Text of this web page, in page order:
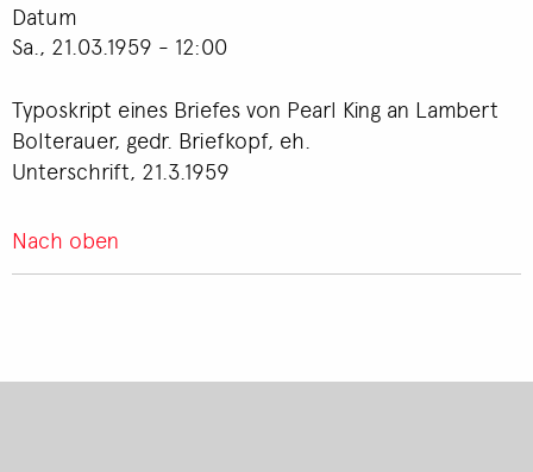
Datum
Sa., 21.03.1959 - 12:00
Typoskript eines Briefes von Pearl King an Lambert
Bolterauer, gedr. Briefkopf, eh.
Unterschrift, 21.3.1959
Nach oben